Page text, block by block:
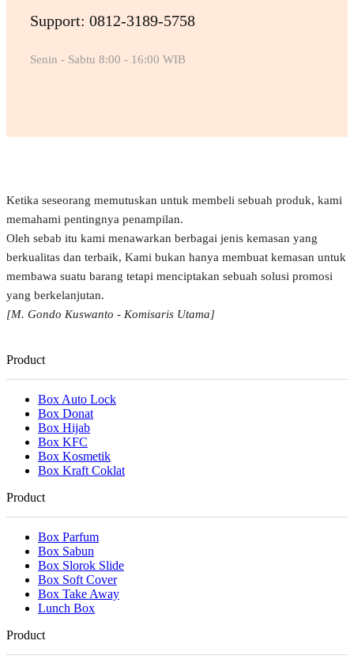
Support: 0812-3189-5758
Senin - Sabtu 8:00 - 16:00 WIB
Ketika seseorang memutuskan untuk membeli sebuah produk, kami
memahami pentingnya penampilan.
Oleh sebab itu kami menawarkan berbagai jenis kemasan yang
berkualitas dan terbaik, Kami bukan hanya membuat kemasan untuk
membawa suatu barang tetapi menciptakan sebuah solusi promosi
yang berkelanjutan.
[M. Gondo Kuswanto - Komisaris Utama]
Product
Box Auto Lock
Box Donat
Box Hijab
Box KFC
Box Kosmetik
Box Kraft Coklat
Product
Box Parfum
Box Sabun
Box Slorok Slide
Box Soft Cover
Box Take Away
Lunch Box
Product